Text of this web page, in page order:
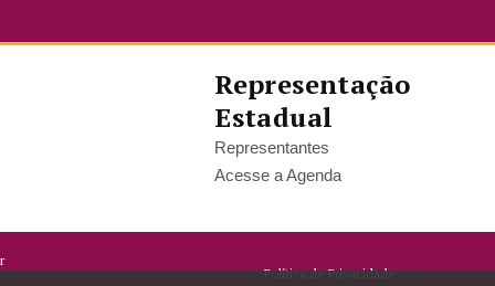
Representação
Estadual
Representantes
Acesse a Agenda
Política de Privacidade